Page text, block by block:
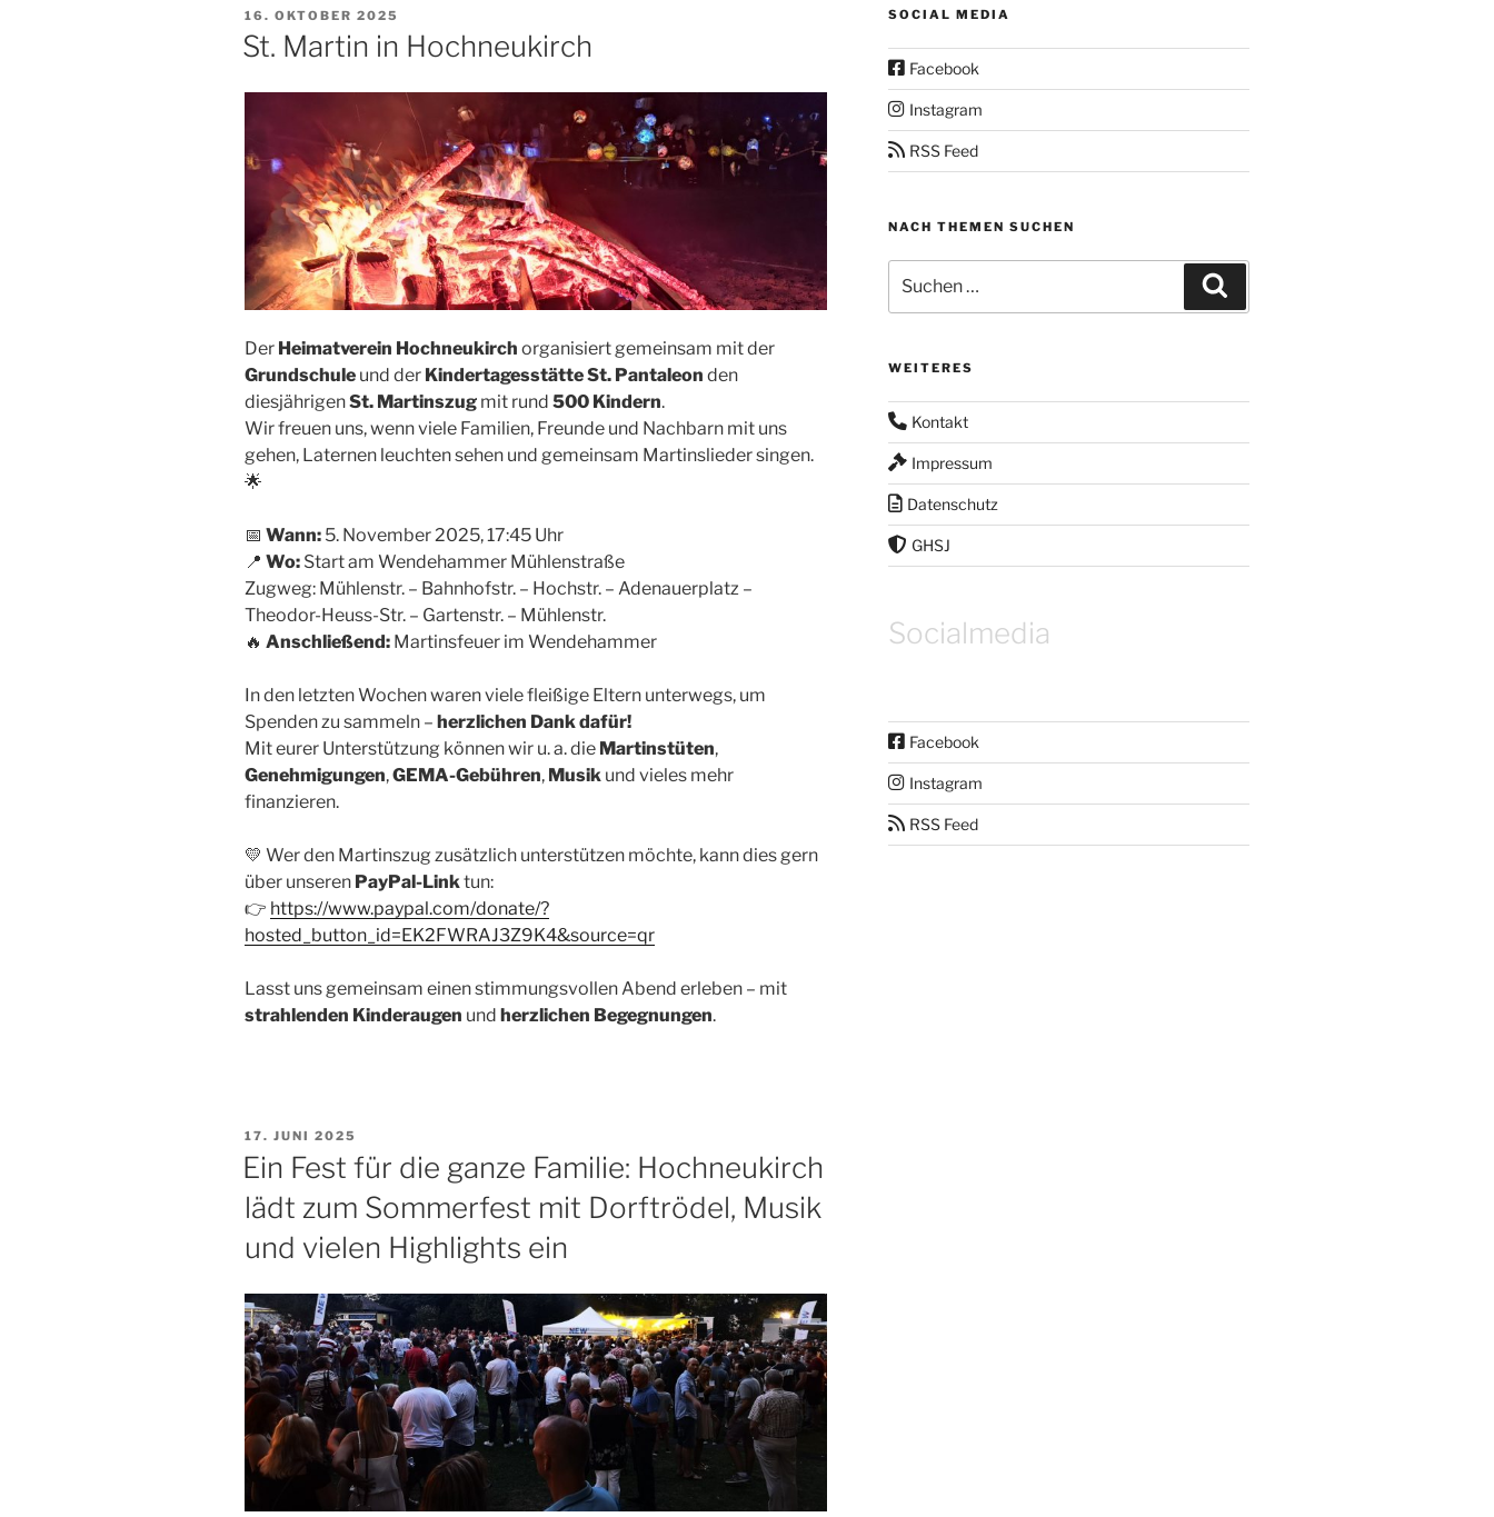
VERÖFFENTLICHT
AM
16. OKTOBER 2025
St. Martin in Hochneukirch
Der Heimatverein Hochneukirch organisiert gemeinsam mit der
Grundschule und der Kindertagesstätte St. Pantaleon den
diesjährigenSt. Martinszug mit rund 500 Kindern.
Wir freuen uns, wenn viele Familien, Freunde und Nachbarn mit uns
gehen, Laternen leuchten sehen und gemeinsam Martinslieder singen.
🌟
📅 Wann: 5. November 2025, 17:45 Uhr
📍 Wo: Start am Wendehammer Mühlenstraße
Zugweg: Mühlenstr. – Bahnhofstr. – Hochstr. – Adenauerplatz –
Theodor-Heuss-Str. – Gartenstr. – Mühlenstr.
🔥 Anschließend: Martinsfeuer im Wendehammer
In den letzten Wochen waren viele fleißige Eltern unterwegs, um
Spenden zu sammeln – herzlichen Dank dafür!
Mit eurer Unterstützung können wir u. a. die Martinstüten,
Genehmigungen,GEMA-Gebühren, Musik und vieles mehr
finanzieren.
💛 Wer den Martinszug zusätzlich unterstützen möchte, kann dies gern
über unseren PayPal-Linktun:
👉 https://www.paypal.com/donate/?
hosted_button_id=EK2FWRAJ3Z9K4&source=qr
Lasst uns gemeinsam einen stimmungsvollen Abend erleben – mit
strahlenden Kinderaugen und herzlichen Begegnungen.
VERÖFFENTLICHT
AM
17. JUNI 2025
Ein Fest für die ganze Familie: Hochneukirch
lädt zum Sommerfest mit Dorftrödel, Musik
und vielen Highlights ein
SOCIAL MEDIA
Facebook
Instagram
RSS Feed
NACH THEMEN SUCHEN
nach:
WEITERES
Kontakt
Impressum
Datenschutz
GHSJ
Socialmedia
Facebook
Instagram
RSS Feed